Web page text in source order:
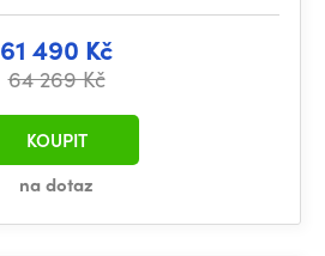
61 490 Kč
64 269 Kč
na dotaz
KOUPIT